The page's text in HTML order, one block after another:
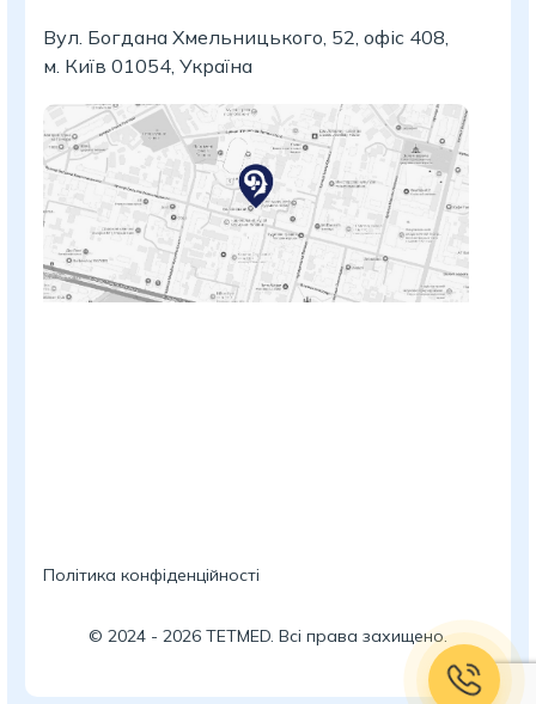
Вул. Богдана Хмельницького, 52, офіс 408,
м. Київ 01054, Україна
Політика конфіденційності
© 2024 - 2026 TETMED. Всі права захищено.